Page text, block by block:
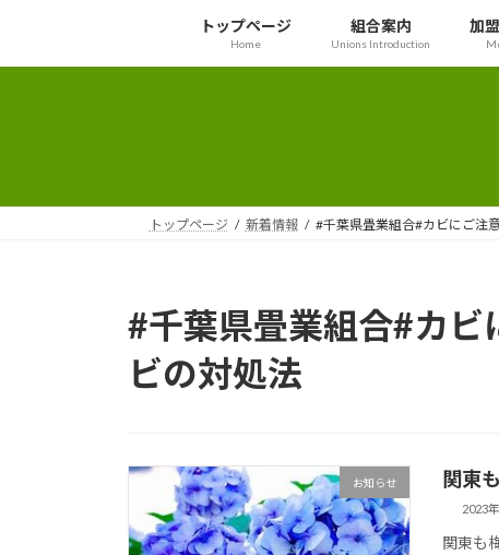
テ
ゲ
トップページ
Home
組合案内
Unions Introduction
加
トップページ 新着情報 #千葉県畳業組合#カビにご注
#千葉県畳業組合#カビ
ビの対処法
お知らせ 関東
2023
関東も